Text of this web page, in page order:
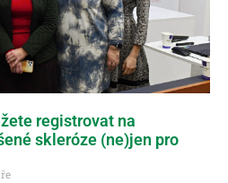
registrovat na
skleróze (ne)jen pro